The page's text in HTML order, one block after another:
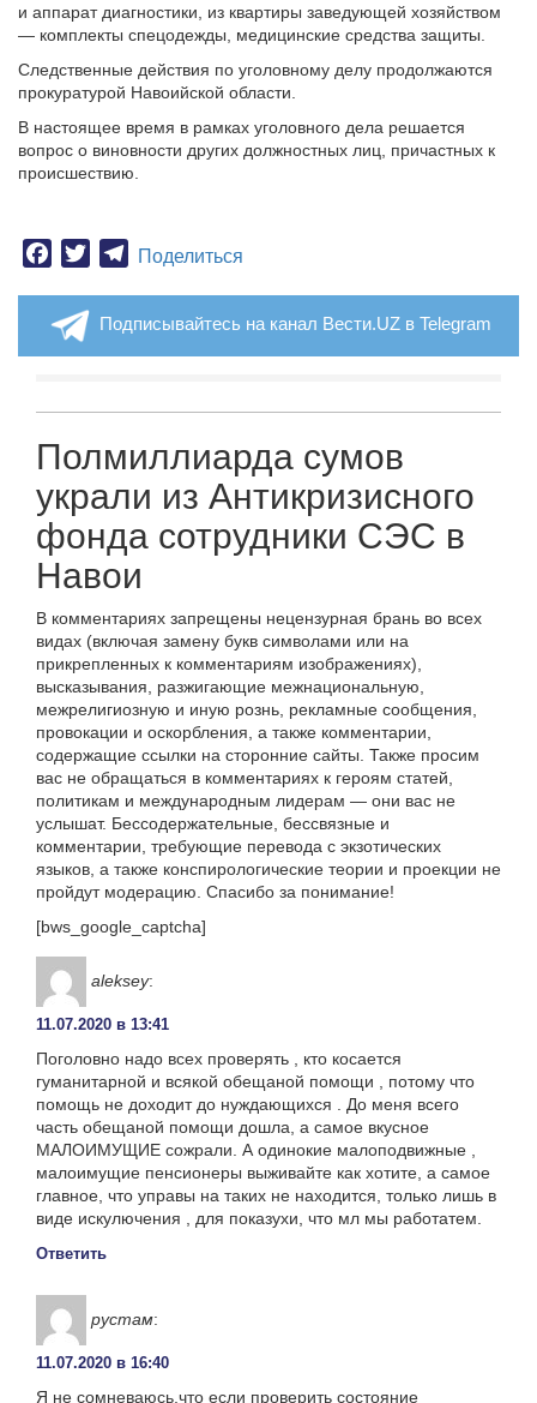
и аппарат диагностики, из квартиры заведующей хозяйством
— комплекты спецодежды, медицинские средства защиты.
Следственные действия по уголовному делу продолжаются
прокуратурой Навоийской области.
В настоящее время в рамках уголовного дела решается
вопрос о виновности других должностных лиц, причастных к
происшествию.
Facebook
TwitterTelegram
Поделиться
Подписывайтесь на канал Вести.UZ в Telegram
Полмиллиарда сумов
украли из Антикризисного
фонда сотрудники СЭС в
Навои
В комментариях запрещены нецензурная брань во всех
видах (включая замену букв символами или на
прикрепленных к комментариям изображениях),
высказывания, разжигающие межнациональную,
межрелигиозную и иную рознь, рекламные сообщения,
провокации и оскорбления, а также комментарии,
содержащие ссылки на сторонние сайты. Также просим
вас не обращаться в комментариях к героям статей,
политикам и международным лидерам — они вас не
услышат. Бессодержательные, бессвязные и
комментарии, требующие перевода с экзотических
языков, а также конспирологические теории и проекции не
пройдут модерацию. Спасибо за понимание!
[bws_google_captcha]
aleksey:
11.07.2020 в 13:41
Поголовно надо всех проверять , кто косается
гуманитарной и всякой обещаной помощи , потому что
помощь не доходит до нуждающихся . До меня всего
часть обещаной помощи дошла, а самое вкусное
МАЛОИМУЩИЕ сожрали. А одинокие малоподвижные ,
малоимущие пенсионеры выживайте как хотите, а самое
главное, что управы на таких не находится, только лишь в
виде искулючения , для показухи, что мл мы работатем.
Ответить
рустам:
11.07.2020 в 16:40
Я не сомневаюсь,что если проверить состояние